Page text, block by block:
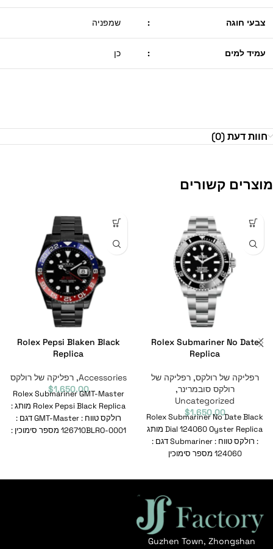
צבעי חוגה : שמפניה
עמיד למים : כן
חוות דעת (0)
מוצרים קשורים
Rolex Submariner No Date
Replica
רפליקה של רולקס,רפליקה של
רולקס סובמרינר,
Uncategorized
$1,650.00
Rolex Submariner No Date Black
Dial 124060 Oyster Replica מותג
: רולקס טווח : Submariner דגם :
124060 מספר סימוכין
Rolex Pepsi Blaken Black
Replica
Accessories
,רפליקה של רולקס
$1,650.00
Rolex Submariner GMT-Master
Rolex Pepsi Black Replica מותג :
רולקס טווח : GMT-Master דגם :
126710BLRO-0001 מספר סימוכין :
Guzhen Town, Zhongshan